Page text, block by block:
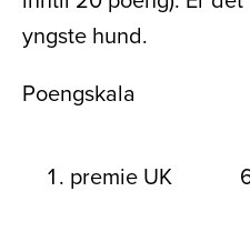
yngste hund.
Poengskala
premie UK